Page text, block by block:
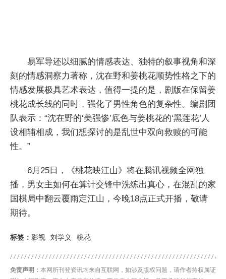
易军导还以细腻的情感表达、独特的叙事视角和深
刻的情感洞察力著称，沈在野和姜桃花顺势性格之下的
情感发展极具艺术表达，值得一提的是，剧版在保留姜
桃花成长线的同时，强化了男性角色的复杂性。编剧团
队表示：“沈在野的‘美强惨’底色与姜桃花的‘黑莲花’人
设相辅相成，我们想探讨的是乱世中双向救赎的可能
性。”
6月25日，《桃花映江山》将在腾讯视频全网独
播，男女主如何在算计交锋中洗练出真心，在混乱的家
国棋局中翻云覆雨定江山，今晚18点正式开播，敬请
期待。
标签： 影视 刘学义 桃花
免责声明： 本网所刊登资讯均来自互联网，如涉及版权问题，请作者持权属证